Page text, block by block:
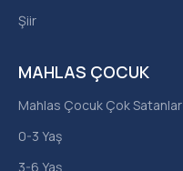
MAHLAS ÇOCUK
Mahlas Çocuk Çok Satanlar
0-3 Yaş
3-6 Yaş
Şiir